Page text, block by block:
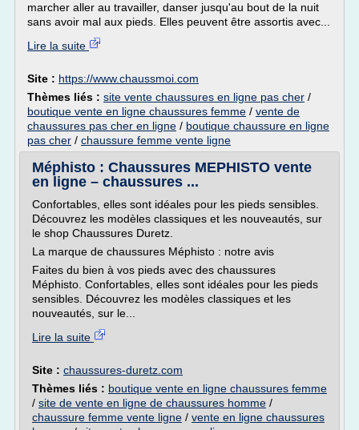
marcher aller au travailler, danser jusqu'au bout de la nuit
sans avoir mal aux pieds. Elles peuvent être assortis avec...
Lire la suite
Site : https://www.chaussmoi.com
Thèmes liés : site vente chaussures en ligne pas cher /
boutique vente en ligne chaussures femme / vente de
chaussures pas cher en ligne / boutique chaussure en ligne
pas cher / chaussure femme vente ligne
Méphisto : Chaussures MEPHISTO vente
en ligne – chaussures ...
Confortables, elles sont idéales pour les pieds sensibles.
Découvrez les modèles classiques et les nouveautés, sur
le shop Chaussures Duretz.
La marque de chaussures Méphisto : notre avis
Faites du bien à vos pieds avec des chaussures
Méphisto. Confortables, elles sont idéales pour les pieds
sensibles. Découvrez les modèles classiques et les
nouveautés, sur le...
Lire la suite
Site : chaussures-duretz.com
Thèmes liés : boutique vente en ligne chaussures femme
/ site de vente en ligne de chaussures homme /
chaussure femme vente ligne / vente en ligne chaussures